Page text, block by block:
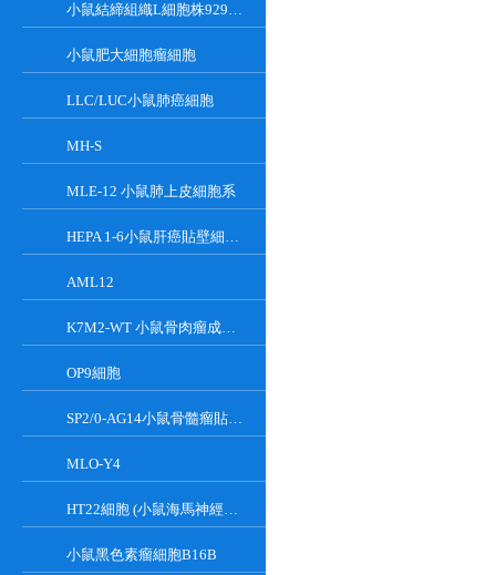
小鼠結締組織L細胞株929克隆
小鼠肥大細胞瘤細胞
LLC/LUC小鼠肺癌細胞
MH-S
MLE-12 小鼠肺上皮細胞系
HEPA 1-6小鼠肝癌貼壁細胞系
AML12
K7M2-WT 小鼠骨肉瘤成骨細胞系
OP9細胞
SP2/0-AG14小鼠骨髓瘤貼壁細胞系
MLO-Y4
HT22細胞 (小鼠海馬神經元細胞) (STR鑒定正確)
小鼠黑色素瘤細胞B16B